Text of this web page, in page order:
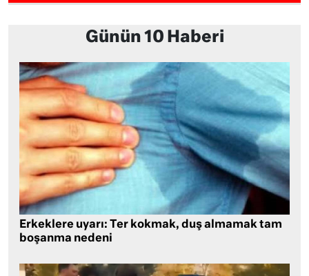
Günün 10 Haberi
Erkeklere uyarı: Ter kokmak, duş almamak tam
boşanma nedeni